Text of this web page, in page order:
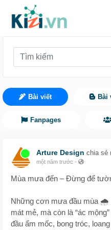
Bài viết Bài
Fanpages
Arture Design chia sẻ
một năm trước -
Mùa mưa đến – Đừng để
Những cơn mưa đầu mùa 🌧️
mát mẻ, mà còn là “ác
đầu ẩm mốc, bong tróc,